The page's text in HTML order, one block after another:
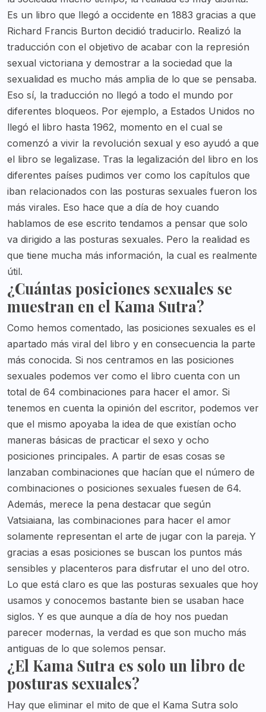
Es un libro que llegó a occidente en 1883 gracias a que
Richard Francis Burton decidió traducirlo. Realizó la
traducción con el objetivo de acabar con la represión
sexual victoriana y demostrar a la sociedad que la
sexualidad es mucho más amplia de lo que se pensaba.
Eso sí, la traducción no llegó a todo el mundo por
diferentes bloqueos. Por ejemplo, a Estados Unidos no
llegó el libro hasta 1962, momento en el cual se
comenzó a vivir la revolución sexual y eso ayudó a que
el libro se legalizase. Tras la legalización del libro en los
diferentes países pudimos ver como los capítulos que
iban relacionados con las posturas sexuales fueron los
más virales. Eso hace que a día de hoy cuando
hablamos de ese escrito tendamos a pensar que solo
va dirigido a las posturas sexuales. Pero la realidad es
que tiene mucha más información, la cual es realmente
útil.
¿Cuántas posiciones sexuales se
muestran en el Kama Sutra?
Como hemos comentado, las posiciones sexuales es el
apartado más viral del libro y en consecuencia la parte
más conocida. Si nos centramos en las posiciones
sexuales podemos ver como el libro cuenta con un
total de 64 combinaciones para hacer el amor. Si
tenemos en cuenta la opinión del escritor, podemos ver
que el mismo apoyaba la idea de que existían ocho
maneras básicas de practicar el sexo y ocho
posiciones principales. A partir de esas cosas se
lanzaban combinaciones que hacían que el número de
combinaciones o posiciones sexuales fuesen de 64.
Además, merece la pena destacar que según
Vatsiaiana, las combinaciones para hacer el amor
solamente representan el arte de jugar con la pareja. Y
gracias a esas posiciones se buscan los puntos más
sensibles y placenteros para disfrutar el uno del otro.
Lo que está claro es que las posturas sexuales que hoy
usamos y conocemos bastante bien se usaban hace
siglos. Y es que aunque a día de hoy nos puedan
parecer modernas, la verdad es que son mucho más
antiguas de lo que solemos pensar.
¿El Kama Sutra es solo un libro de
posturas sexuales?
Hay que eliminar el mito de que el Kama Sutra solo